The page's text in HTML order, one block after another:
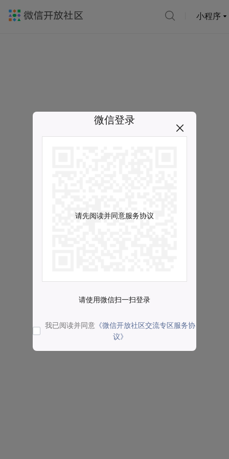
小程序
微信登录
请先阅读并同意服务协议
请使用微信扫一扫登录
我已阅读并同意 《微信开放社区交流专区服务协
议》